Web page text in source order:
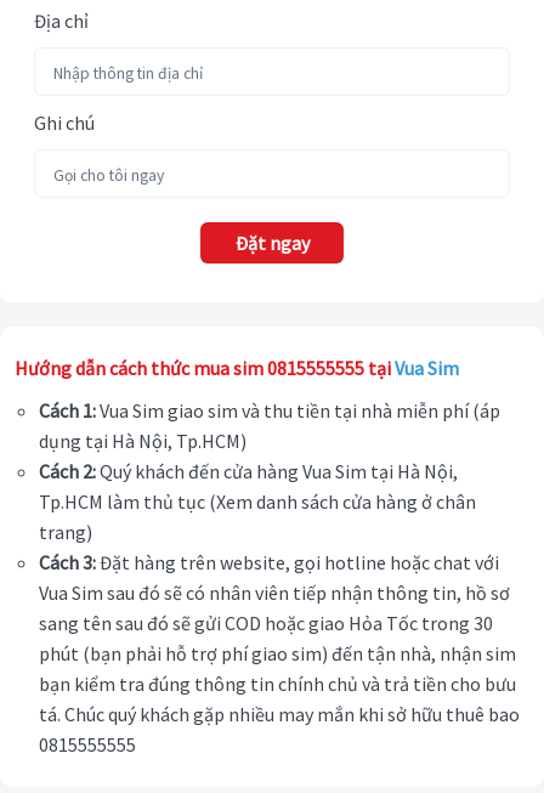
Địa chỉ
Ghi chú
Đặt ngay
Hướng dẫn cách thức mua sim 0815555555 tạiVua Sim
Cách 1:Vua Sim giao sim và thu tiền tại nhà miễn phí (áp
dụng tại Hà Nội, Tp.HCM)
Cách 2:Quý khách đến cửa hàng Vua Sim tại Hà Nội,
Tp.HCM làm thủ tục (Xem danh sách cửa hàng ở chân
trang)
Cách 3:Đặt hàng trên website, gọi hotline hoặc chat với
Vua Sim sau đó sẽ có nhân viên tiếp nhận thông tin, hồ sơ
sang tên sau đó sẽ gửi COD hoặc giao Hỏa Tốc trong 30
phút (bạn phải hỗ trợ phí giao sim) đến tận nhà, nhận sim
bạn kiểm tra đúng thông tin chính chủ và trả tiền cho bưu
tá. Chúc quý khách gặp nhiều may mắn khi sở hữu thuê bao
0815555555